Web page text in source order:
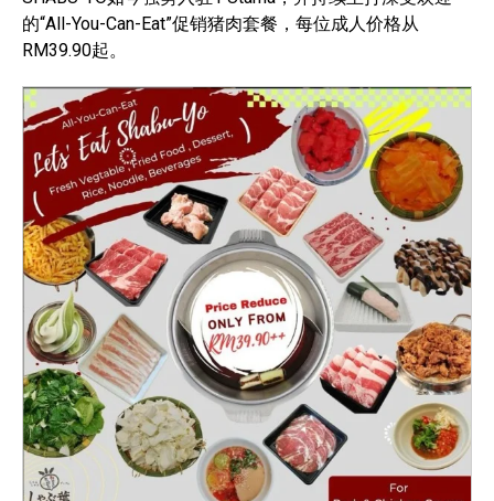
的“All-You-Can-Eat”促销猪肉套餐，每位成人价格从
RM39.90起。